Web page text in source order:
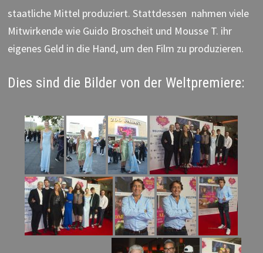
staatliche Mittel produziert. Stattdessen nahmen viele
Mitwirkende wie Guido Broscheit und Mousse T. ihr
eigenes Geld in die Hand, um den Film zu produzieren.
Dies sind die Bilder von der Weltpremiere: